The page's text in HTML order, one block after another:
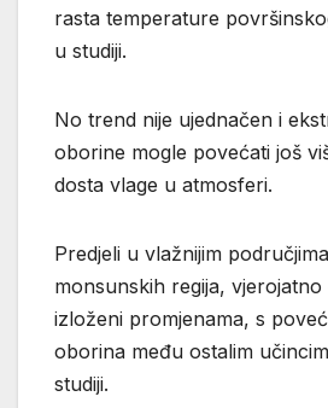
rasta temperature
u studiji.
No trend nije ujednačen i
oborine mogle povećati još
dosta vlage u atmosferi.
Predjeli u vlažnijim
monsunskih regija, vjerojatno
izloženi promjenama, s
oborina među ostalim
studiji.